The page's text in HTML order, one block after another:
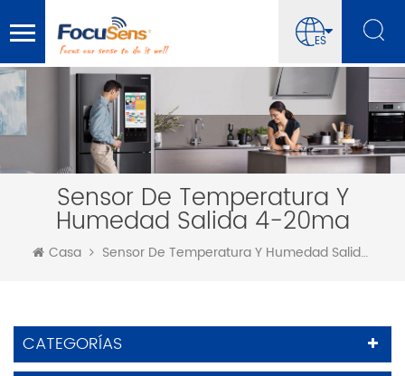
ES
Sensor De Temperatura Y
Humedad Salida 4-20ma
Casa Sensor De Temperatura Y Humedad Salida 4-20ma
CATEGORÍAS